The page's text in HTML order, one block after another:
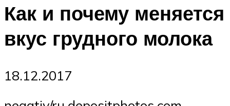
Как и почему меняется
вкус грудного молока
18.12.2017